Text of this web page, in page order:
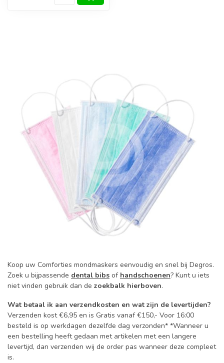
Koop uw Comforties mondmaskers eenvoudig en snel bij Degros.
Zoek u bijpassende dental bibs of handschoenen? Kunt u iets
niet vinden gebruik dan de zoekbalk hierboven.
Wat betaal ik aan verzendkosten en wat zijn de levertijden?
Verzenden kost €6,95 en is Gratis vanaf €150,- Voor 16:00
besteld is op werkdagen dezelfde dag verzonden* *Wanneer u
een bestelling heeft gedaan met artikelen met een langere
levertijd, dan verzenden wij de order pas wanneer deze compleet
is.